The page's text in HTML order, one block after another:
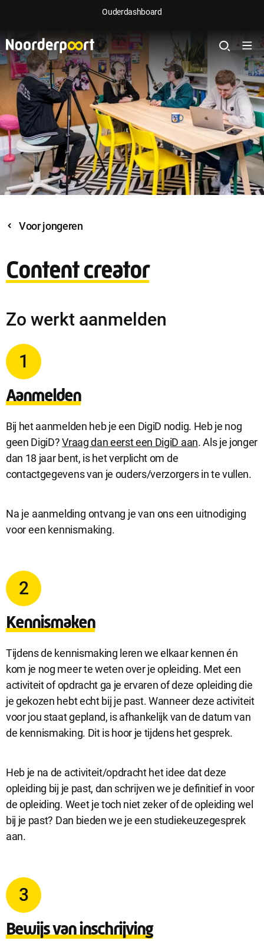
Sluit
dialog
Noodzakelijke cookies
Noodzakelijke cookies zijn noodzakelijk om de website te laten
werken.
website. De cookies zorgen ervoor dat de website goed
functioneert.
Analytische cookies
Marketing cookies worden gebruikt om relevante advertenties te
Ouderdashboard
Voor jongeren
Content creator
Zo werkt aanmelden
Aanmelden
1
Bij het aanmelden heb je een DigiD nodig. Heb je nog
geen DigiD?Vraag dan eerst een DigiD aan. Als je jonger
dan 18 jaar bent, is het verplicht om de
contactgegevens van je ouders/verzorgers in te vullen.
Na je aanmelding ontvang je van ons een uitnodiging
voor een kennismaking.
Kennismaken
2
Tijdens de kennismaking leren we elkaar kennen én
kom je nog meer te weten over je opleiding. Met een
activiteit of opdracht ga je ervaren of deze opleiding die
je gekozen hebt echt bij je past. Wanneer deze activiteit
voor jou staat gepland, is afhankelijk van de datum van
de kennismaking. Dit is hoor je tijdens het gesprek.
Heb je na de activiteit/opdracht het idee dat deze
opleiding bij je past, dan schrijven we je definitief in voor
de opleiding. Weet je toch niet zeker of de opleiding wel
bij je past? Dan bieden we je een studiekeuzegesprek
aan.
Bewijs van inschrijving
3